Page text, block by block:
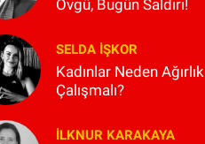
Övgü, Bugün Saldırı!
SELDA İŞKOR
Kadınlar Neden Ağırlık
Çalışmalı?
İLKNUR KARAKAYA